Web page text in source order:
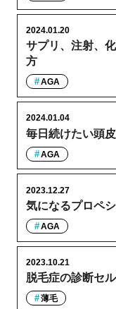
サプリ、注射、
方
2024.01.20
AGA
毎日続けたい頭
2024.01.04
AGA
気になるプロペ
2023.12.27
AGA
脱毛症の診断セ
2023.10.21
薄毛